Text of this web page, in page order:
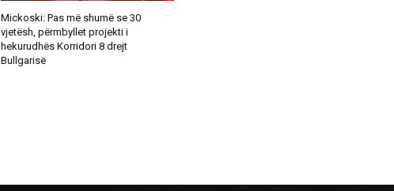
Mickoski: Pas më shumë se 30
vjetësh, përmbyllet projekti i
hekurudhës Korridori 8 drejt
Bullgarisë